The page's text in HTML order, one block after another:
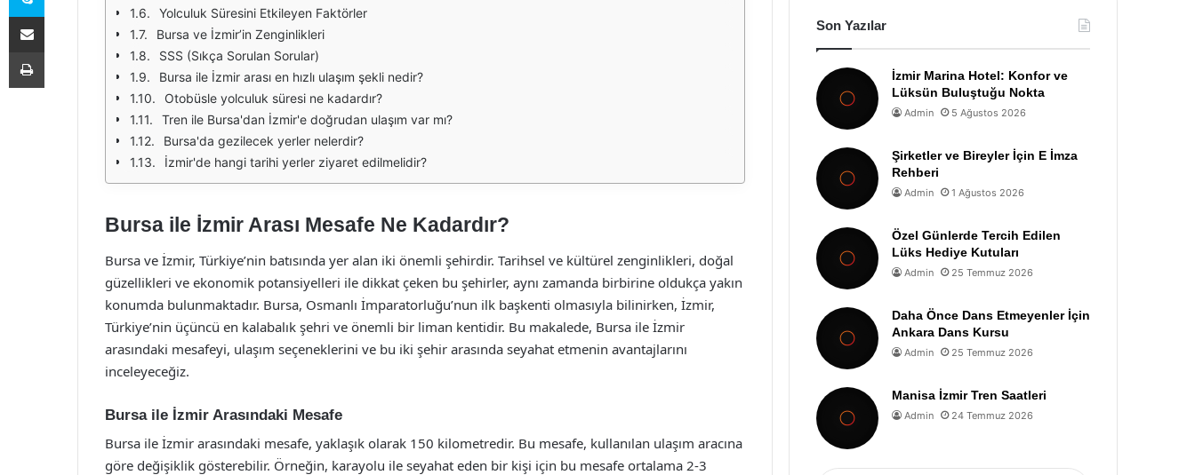
Yolculuk Süresini Etkileyen Faktörler
Bursa ve İzmir’in Zenginlikleri
SSS (Sıkça Sorulan Sorular)
Bursa ile İzmir arası en hızlı ulaşım şekli nedir?
Otobüsle yolculuk süresi ne kadardır?
Tren ile Bursa'dan İzmir'e doğrudan ulaşım var mı?
Bursa'da gezilecek yerler nelerdir?
İzmir'de hangi tarihi yerler ziyaret edilmelidir?
Bursa ile İzmir Arası Mesafe Ne Kadardır?
Bursa ve İzmir, Türkiye’nin batısında yer alan iki önemli şehirdir. Tarihsel ve kültürel zenginlikleri, doğal
güzellikleri ve ekonomik potansiyelleri ile dikkat çeken bu şehirler, aynı zamanda birbirine oldukça yakın
konumda bulunmaktadır. Bursa, Osmanlı İmparatorluğu’nun ilk başkenti olmasıyla bilinirken, İzmir,
Türkiye’nin üçüncü en kalabalık şehri ve önemli bir liman kentidir. Bu makalede, Bursa ile İzmir
arasındaki mesafeyi, ulaşım seçeneklerini ve bu iki şehir arasında seyahat etmenin avantajlarını
inceleyeceğiz.
Bursa ile İzmir Arasındaki Mesafe
Bursa ile İzmir arasındaki mesafe, yaklaşık olarak 150 kilometredir. Bu mesafe, kullanılan ulaşım aracına
göre değişiklik gösterebilir. Örneğin, karayolu ile seyahat eden bir kişi için bu mesafe ortalama 2-3
Son Yazılar
İzmir Marina Hotel: Konfor ve
Lüksün Buluştuğu Nokta
Admin 5 Ağustos 2026
Şirketler ve Bireyler İçin E İmza
Rehberi
Admin 1 Ağustos 2026
Özel Günlerde Tercih Edilen
Lüks Hediye Kutuları
Admin 25 Temmuz 2026
Daha Önce Dans Etmeyenler İçin
Ankara Dans Kursu
Admin 25 Temmuz 2026
Manisa İzmir Tren Saatleri
Admin 24 Temmuz 2026
E-Posta ile paylaş